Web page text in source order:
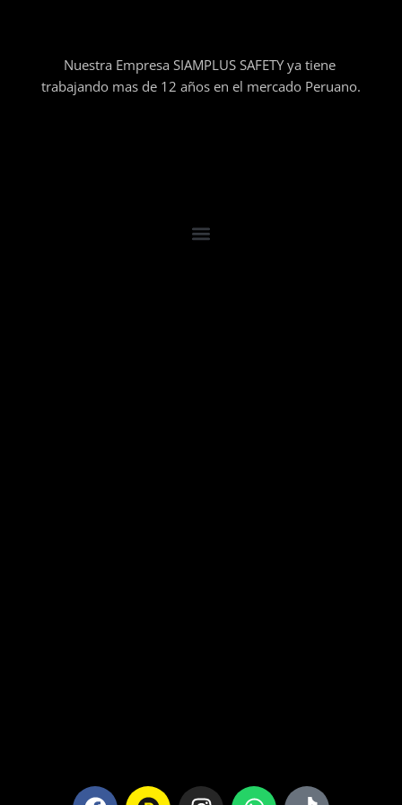
Nuestra Empresa SIAMPLUS SAFETY ya tiene
trabajando mas de 12 años en el mercado Peruano.